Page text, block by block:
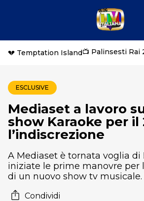
💔 Temptation Island📺 Palinsesti Rai
ESCLUSIVE
Mediaset a lavoro
show Karaoke per il
l’indiscrezione
A Mediaset è tornata voglia di
iniziate le prime manovre per
di un nuovo show tv
Condividi